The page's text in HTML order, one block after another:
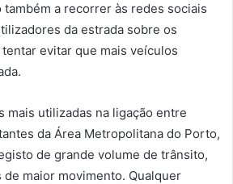
a recorrer às redes sociais
da estrada sobre os
evitar que mais veículos
mais utilizadas na ligação entre
da Área Metropolitana do Porto,
de grande volume de trânsito,
maior movimento. Qualquer